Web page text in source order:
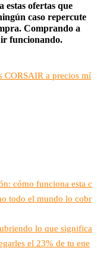
estas ofertas que
caso repercute
Comprando a
funcionando.
CORSAIR a precios mí
cómo funciona esta c
todo el mundo lo cobr
lo que significa
el 23% de tu ene